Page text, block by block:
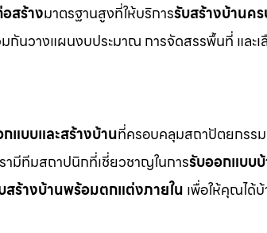
สร้างมาตรฐานสูงที่ให้บริการรับสร้างบ้านค
มกันวางแผนงบประมาณ การจัดสรรพื้นที่ และ
แบบและสร้างบ้านที่ครอบคลุมสถาปัตยกรร
ามีทีมสถาปนิกที่เชี่ยวชาญในการรับออกแบบ
สร้างบ้านพร้อมตกแต่งภายใน เพื่อให้คุณได้